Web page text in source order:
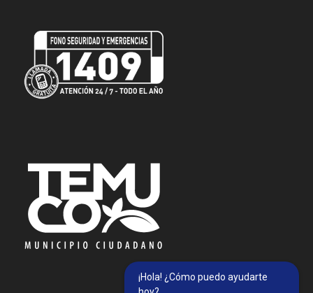
¡Hola! ¿Cómo puedo ayudarte